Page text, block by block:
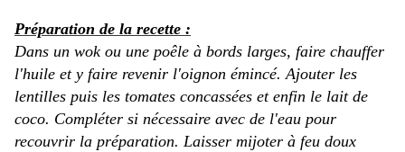
Préparation de la recette :
Dans un wok ou une poêle à bords larges, faire chauffer
l'huile et y faire revenir l'oignon émincé. Ajouter les
lentilles puis les tomates concassées et enfin le lait de
coco. Compléter si nécessaire avec de l'eau pour
recouvrir la préparation. Laisser mijoter à feu doux